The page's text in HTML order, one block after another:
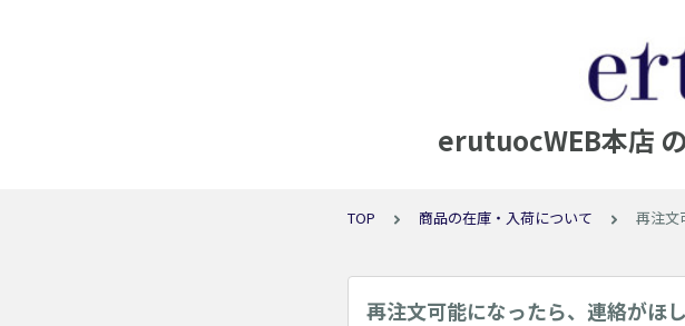
erutuocWEB本店 の
TOP 商品の在庫・入荷について 再注文
再注文可能になったら、連絡がほし